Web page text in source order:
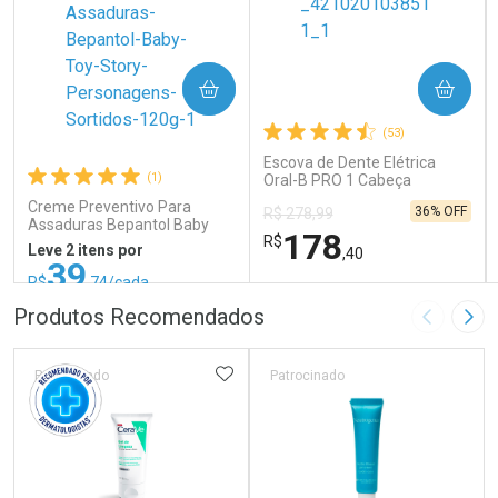
(1)
Creme Preventivo Para
Assaduras Bepantol Baby
Toy Story Personagens
Sortidos 120g
Leve 2 itens por
R$39,74/cada
COMPRAR
FECHAR
FECHAR
Por Menos
(53)
Escova de Dente Elétrica
Oral-B PRO 1 Cabeça
Redonda Recarregável 1
Unidade
R$ 278,99
R$178,40
36% OFF
COMPRAR
Por Menos
Produtos Recomendados Imagem
Patrocinado ADICIONAR AOS FAVORITOS
Patrocinado